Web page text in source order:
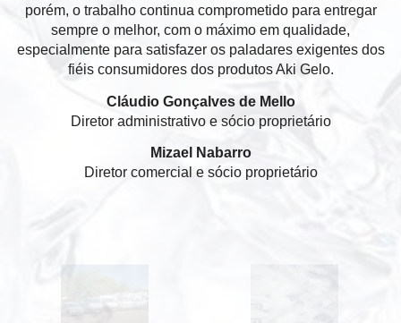
porém, o trabalho continua comprometido para entregar
sempre o melhor, com o máximo em qualidade,
especialmente para satisfazer os paladares exigentes dos
fiéis consumidores dos produtos Aki Gelo.
Cláudio Gonçalves de Mello
Diretor administrativo e sócio proprietário
Mizael Nabarro
Diretor comercial e sócio proprietário